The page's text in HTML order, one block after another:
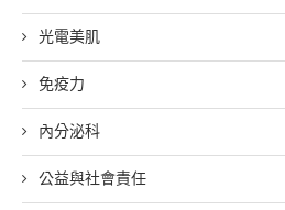
光電美肌
免疫力
內分泌科
公益與社會責任